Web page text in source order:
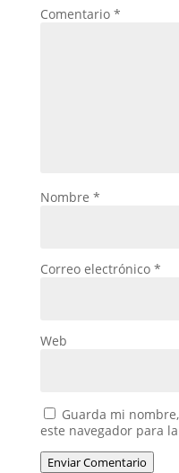
Comentario *
Nombre *
Correo electrónico *
Web
Guarda mi
este navegador para
Enviar Comentario